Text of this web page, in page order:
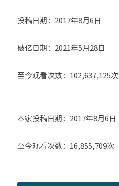
投稿日期：2017年8月6日
破亿日期：2021年5月28日
至今观看次数：102,637,125次
本家投稿日期：2017年8月6日
至今观看次数：16,855,709次